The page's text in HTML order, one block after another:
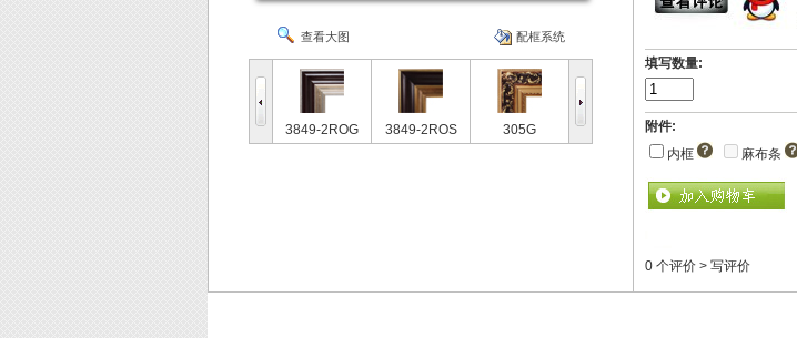
查看大图 配框系统
3849-2ROG 3849-2ROS 305G
填写数量:
附件:
内框
麻布条
0 个评价 > 写评价